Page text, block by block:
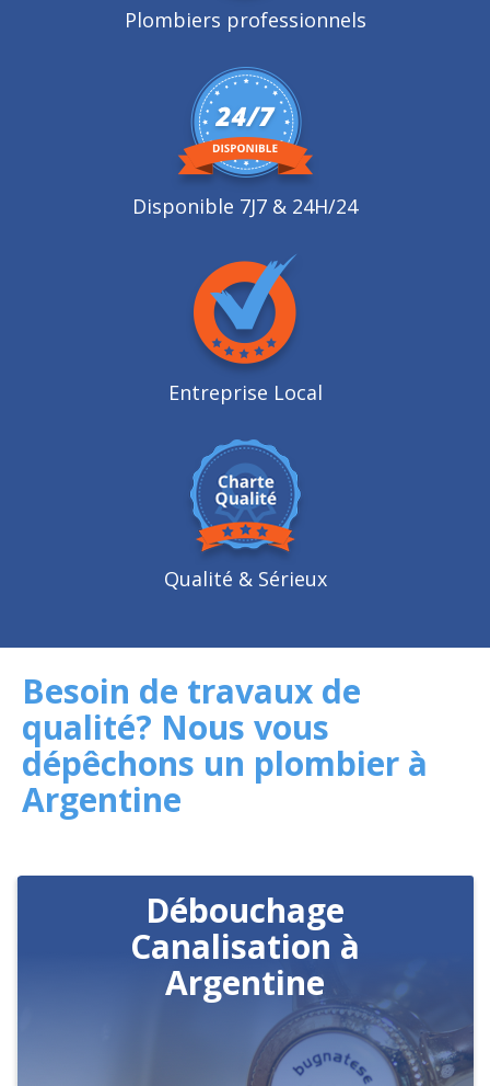
Plombiers professionnels
Disponible 7J7 & 24H/24
Entreprise Local
Qualité & Sérieux
Besoin de travaux de
qualité? Nous vous
dépêchons un plombier à
Argentine
Débouchage
Canalisation à
Argentine